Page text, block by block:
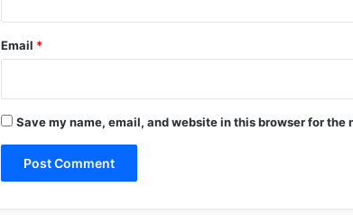
Email *
Save my name, email, and website in this browser for the